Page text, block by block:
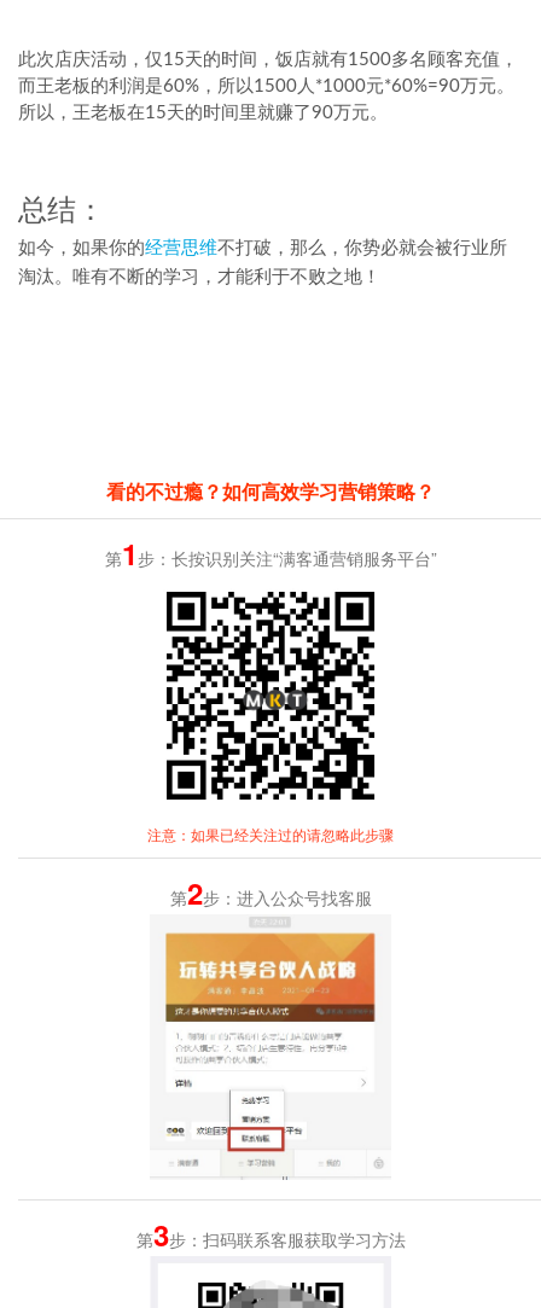
此次店庆活动，仅15天的时间，饭店就有1500多名顾客充值，
而王老板的利润是60%，所以1500人*1000元*60%=90万元。
所以，王老板在15天的时间里就赚了90万元。
总结：
如今，如果你的经营思维不打破，那么，你势必就会被行业所
淘汰。唯有不断的学习，才能利于不败之地！
看的不过瘾？如何高效学习营销策略？
第1 步：长按识别关注“满客通营销服务平台”
注意：如果已经关注过的请忽略此步骤
第2步：进入公众号找客服
第3步：扫码联系客服获取学习方法